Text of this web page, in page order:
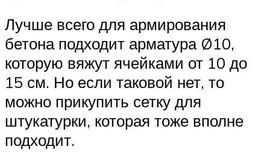
Лучше всего для армирования
бетона подходит арматура Ø10,
которую вяжут ячейками от 10 до
15 см. Но если таковой нет, то
можно прикупить сетку для
штукатурки, которая тоже вполне
подходит.